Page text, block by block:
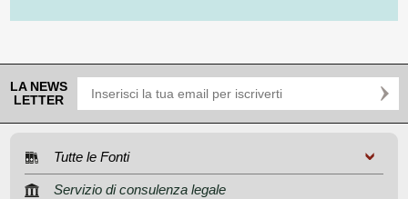
LA NEWS
LETTER
Tutte le Fonti
Servizio di consulenza legale